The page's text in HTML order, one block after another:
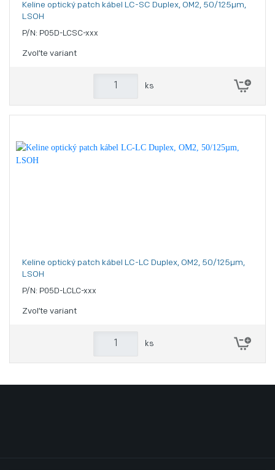
Keline optický patch kábel LC-SC Duplex, OM2, 50/125µm,
LSOH
P/N: P05D-LCSC-xxx
Zvoľte variant
ks
Keline optický patch kábel LC-LC Duplex, OM2, 50/125µm,
LSOH
P/N: P05D-LCLC-xxx
Zvoľte variant
ks